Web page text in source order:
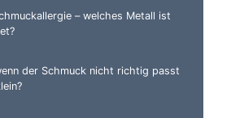
– welches Metall ist
der Schmuck nicht richtig passt